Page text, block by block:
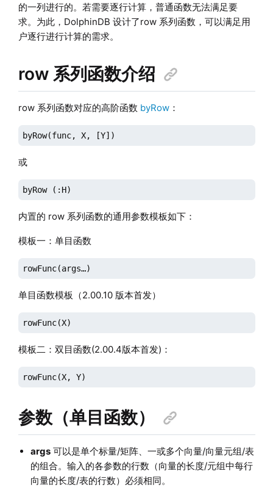
的一列进行的。若需要逐行计算，普通函数无法满足要
求。为此，DolphinDB 设计了row 系列函数，可以满足用
户逐行进行计算的需求。
row 系列函数介绍
row 系列函数对应的高阶函数 byRow：
byRow(func, X, [Y] )
或
byRow (:H)
内置的 row 系列函数的通用参数模板如下：
模板一：单目函数
rowFunc(args…)
单目函数模板（2.00.10 版本首发）
rowFunc(X)
模板二：双目函数(2.00.4版本首发)：
rowFunc(X, Y)
参数（单目函数）
args可以是单个标量/矩阵、一或多个向量/向量元组/表
的组合。输入的各参数的行数（向量的长度/元组中每行
向量的长度/表的行数）必须相同。